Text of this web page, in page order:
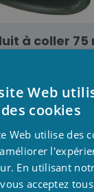
à coller 75
DÉTAIL
MAINTENANT
Web
des cookies
Web utilise des
En utilisant
acceptez